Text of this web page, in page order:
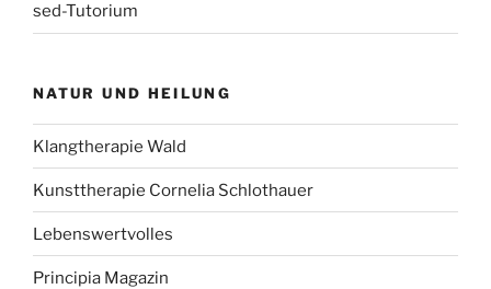
sed-Tutorium
NATUR UND HEILUNG
Klangtherapie Wald
Kunsttherapie Cornelia Schlothauer
Lebenswertvolles
Principia Magazin